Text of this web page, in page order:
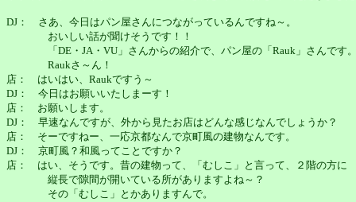
DJ： さあ、今日はパン屋さんにつながっているんですね～。
おいしい話が聞けそうです！！
「DE・JA・VU」さんからの紹介で、パン屋の「Rauk」さんです。
Raukさ～ん！
店： はいはい、Raukですう～
DJ： 今日はお願いいたしまーす！
店： お願いします。
DJ： 早速なんですが、外から見たお店はどんな感じなんでしょうか？
店： そーですねー、一応京都なんで京町風の建物なんです。
DJ： 京町風？和風ってことですか？
店： はい、そうです。昔の建物って、「むしこ」と言って、２階の方に
縦長で隙間が開いている所がありますよね～？
その「むしこ」とかありますんで。